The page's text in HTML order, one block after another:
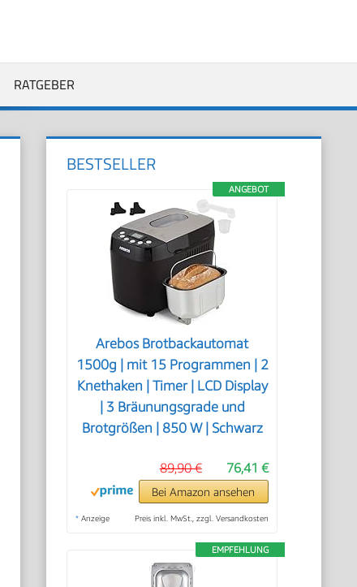
RATGEBER
BESTSELLER
ANGEBOT
Arebos Brotbackautomat
1500g | mit 15 Programmen | 2
Knethaken | Timer | LCD Display
| 3 Bräunungsgrade und
Brotgrößen | 850 W | Schwarz
76,41 €
89,90 €
Bei Amazon ansehen
* Anzeige Preis inkl. MwSt., zzgl. Versandkosten
EMPFEHLUNG